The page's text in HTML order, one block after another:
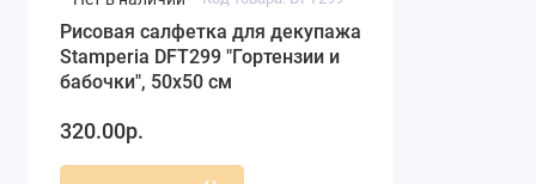
Рисовая салфетка для декупажа
Stamperia DFT299 "Гортензии и
бабочки", 50х50 см
320.00р.